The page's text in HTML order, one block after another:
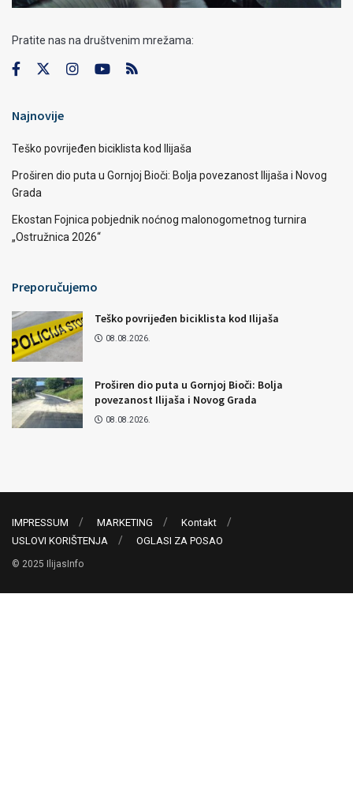
Pratite nas na društvenim mrežama:
Najnovije
Teško povrijeđen biciklista kod Ilijaša
Proširen dio puta u Gornjoj Bioči: Bolja povezanost Ilijaša i Novog
Grada
Ekostan Fojnica pobjednik noćnog malonogometnog turnira
„Ostružnica 2026“
Preporučujemo
Teško povrijeđen biciklista kod Ilijaša
08.08.2026.
Proširen dio puta u Gornjoj Bioči: Bolja
povezanost Ilijaša i Novog Grada
08.08.2026.
IMPRESSUM MARKETING
Kontakt
USLOVI KORIŠTENJA
OGLASI ZA POSAO
© 2025 IlijasInfo